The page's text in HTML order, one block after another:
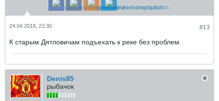
#13
24.04.2018, 23:30
К старым Дятловичам подъехать к реке без проблем.
Denis85
рыбачок